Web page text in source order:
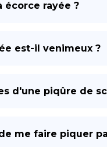
écorce rayée ?
est-il venimeux ?
d'une piqûre de
me faire piquer